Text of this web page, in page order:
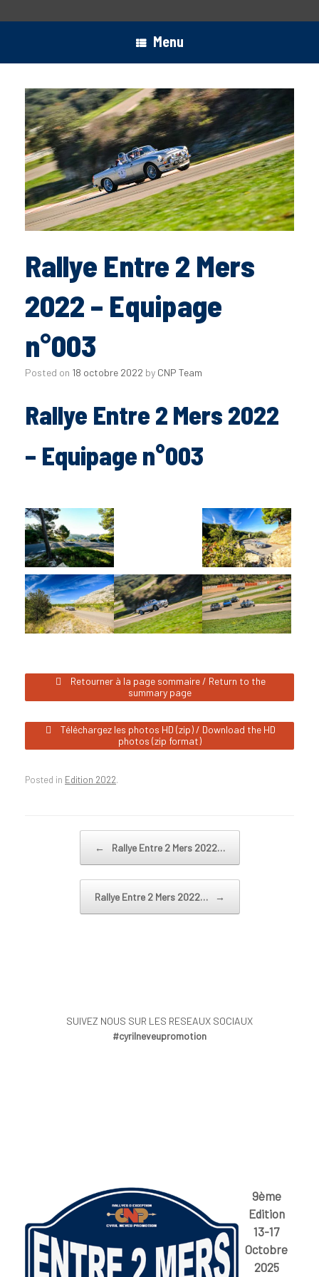
Menu
Rallye Entre 2 Mers
2022 – Equipage
n°003
Posted on 18 octobre 2022 by CNP Team
Rallye Entre 2 Mers 2022
– Equipage n°003
Retourner à la page sommaire / Return to the
summary page
Téléchargez les photos HD (zip) / Download the HD
photos (zip format)
Posted in Edition 2022.
← Rallye Entre 2 Mers 2022…
Rallye Entre 2 Mers 2022… →
SUIVEZ NOUS SUR LES RESEAUX SOCIAUX
#cyrilneveupromotion
9ème
Edition
13-17
Octobre
2025